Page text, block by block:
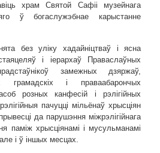
храм Святой Сафіі музейнага
ў богаслужэбнае карыстанне
без уліку хадайніцтваў і ясна
і іерархаў Праваслаўных
замежных дзяржаў,
грамадскіх і праваабарончых
розных канфесій і рэлігійных
пачуцці мільёнаў хрысціян
да парушэння міжрэлігійнага
паміж хрысціянамі і мусульманамі
і ў іншых месцах.